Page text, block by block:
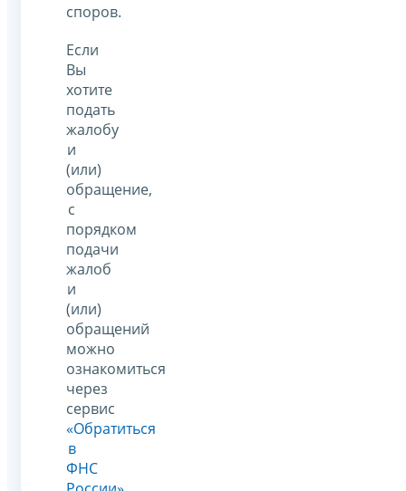
споров.
Если
Вы
хотите
подать
жалобу
и
(или)
обращение,
с
порядком
подачи
жалоб
и
(или)
обращений
можно
ознакомиться
через
сервис
«Обратиться
в
ФНС